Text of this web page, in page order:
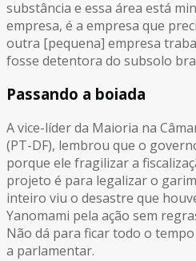
substância e essa área está
empresa, é a empresa que
outra [pequena] empresa
fosse detentora do subsolo
Passando a boiada
A vice-líder da Maioria na
(PT-DF), lembrou que o
porque ele fragilizar a
projeto é para legalizar o
inteiro viu o desastre que
Yanomami pela ação sem
Não dá para ficar todo o
a parlamentar.